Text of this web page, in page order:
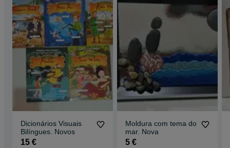
Dicionários Visuais
Bilíngues. Novos
15 €
Moldura com tema do
mar. Nova
5 €